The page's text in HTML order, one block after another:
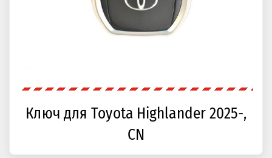
Ключ для Toyota Highlander 2025-,
CN